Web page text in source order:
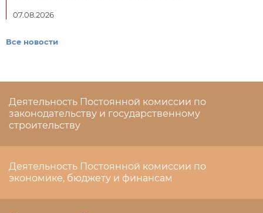
07.08.2026
Все новости
Деятельность Постоянной комиссии по
законодательству и государственному
строительству
Деятельность Постоянной комиссии по
экономике, бюджету и финансам